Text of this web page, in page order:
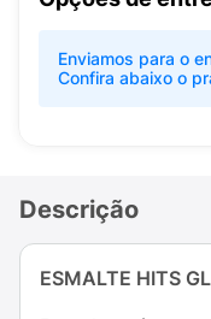
Enviamos para o
Confira abaixo o
Descrição
ESMALTE HITS